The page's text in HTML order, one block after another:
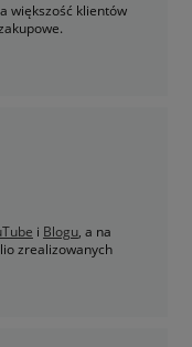
większość klientów
i Blogu, a na
zrealizowanych